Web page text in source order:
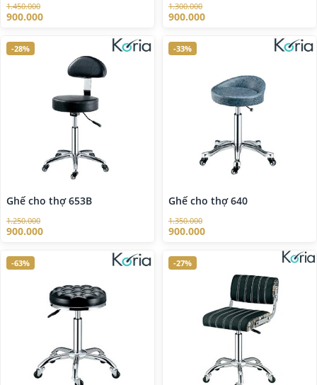
1.450.000
900.000
1.300.000
900.000
-28%
Ghế cho thợ 653B
1.250.000
900.000
-33%
Ghế cho thợ 640
1.350.000
900.000
-63% -27%